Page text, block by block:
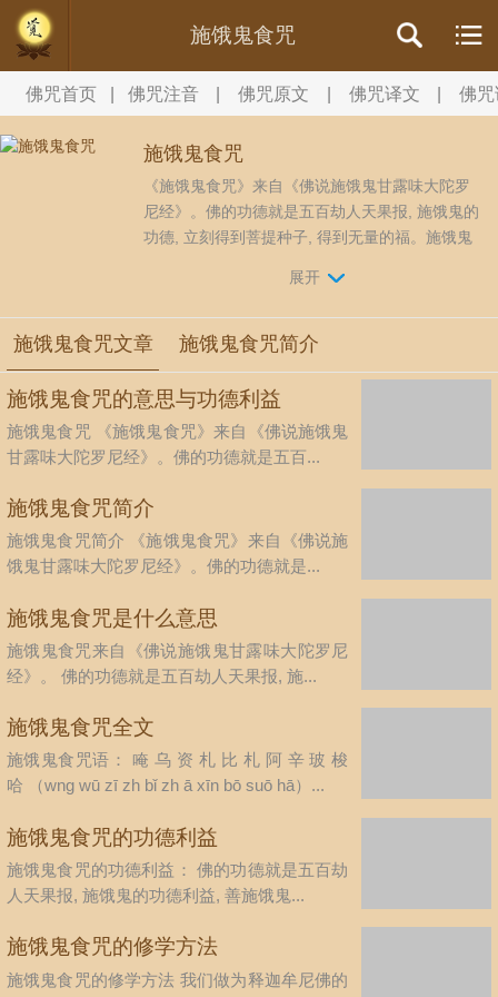
施饿鬼食咒
佛咒首页 | 佛咒注音 | 佛咒原文 | 佛咒译文 | 佛
施饿鬼食咒
《施饿鬼食咒》来自《佛说施饿鬼甘露味大陀罗
尼经》。佛的功德就是五百劫人天果报, 施饿鬼的
功德, 立刻得到菩提种子, 得到无量的福。施饿鬼
冥、广结善缘、修得诸佛菩萨及所超荐鬼神之护
佑。 念诵施饿鬼食咒能消世间灾厉之气、消自业
障、增满福德、消灾延寿、居处安乐、道...
展开
施饿鬼食咒文章 施饿鬼食咒简介
施饿鬼食咒的意思与功德利益
施饿鬼食咒 《施饿鬼食咒》来自《佛说施饿鬼
甘露味大陀罗尼经》。佛的功德就是五百...
施饿鬼食咒简介
施饿鬼食咒简介 《施饿鬼食咒》来自《佛说施
饿鬼甘露味大陀罗尼经》。佛的功德就是...
施饿鬼食咒是什么意思
施饿鬼食咒来自《佛说施饿鬼甘露味大陀罗尼
经》。 佛的功德就是五百劫人天果报, 施...
施饿鬼食咒全文
施饿鬼食咒语： 唵 乌 资 札 比 札 阿 辛 玻 梭
哈 （wng wū zī zh bǐ zh ā xīn bō suō hā）...
施饿鬼食咒的功德利益
施饿鬼食咒的功德利益： 佛的功德就是五百劫
人天果报, 施饿鬼的功德利益, 善施饿鬼...
施饿鬼食咒的修学方法
施饿鬼食咒的修学方法 我们做为释迦牟尼佛的